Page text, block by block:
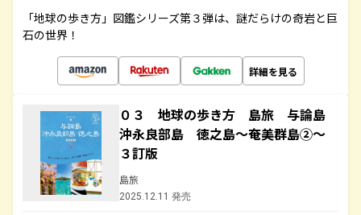
「地球の歩き方」図鑑シリーズ第３弾は、謎だらけの奇岩と巨
石の世界！
詳細を見る
０３ 地球の歩き方 島旅 与論島
沖永良部島 徳之島～奄美群島②～
３訂版
島旅
2025.12.11 発売